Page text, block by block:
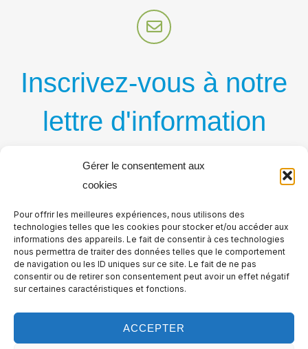
Gérer le consentement aux
cookies
Pour offrir les meilleures expériences, nous utilisons des
technologies telles que les cookies pour stocker et/ou accéder aux
informations des appareils. Le fait de consentir à ces technologies
nous permettra de traiter des données telles que le comportement
de navigation ou les ID uniques sur ce site. Le fait de ne pas
consentir ou de retirer son consentement peut avoir un effet négatif
sur certaines caractéristiques et fonctions.
ACCEPTER
Inscrivez-vous à notre
lettre d'information
par courriel
par courriel